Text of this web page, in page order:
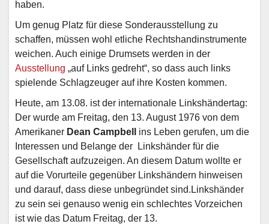
haben.
Um genug Platz für diese Sonderausstellung zu
schaffen, müssen wohl etliche Rechtshandinstrumente
weichen. Auch einige Drumsets werden in der
Ausstellung „auf Links gedreht“, so dass auch links
spielende Schlagzeuger auf ihre Kosten kommen.
Heute, am 13.08. ist der internationale Linkshändertag:
Der wurde am Freitag, den 13. August 1976 von dem
Amerikaner Dean Campbell
ins Leben gerufen, um die
Interessen und Belange der Linkshänder für die
Gesellschaft aufzuzeigen. An diesem Datum wollte er
auf die Vorurteile gegenüber Linkshändern hinweisen
und darauf, dass diese unbegründet sind.Linkshänder
zu sein sei genauso wenig ein schlechtes Vorzeichen
ist wie das Datum Freitag, der 13.